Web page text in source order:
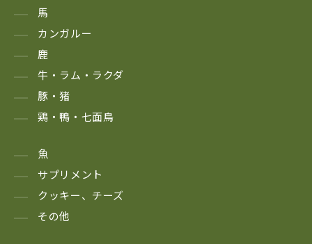
馬
カンガルー
鹿
牛・ラム・ラクダ
豚・猪
鶏・鴨・七面鳥
魚
サプリメント
クッキー、チーズ
その他